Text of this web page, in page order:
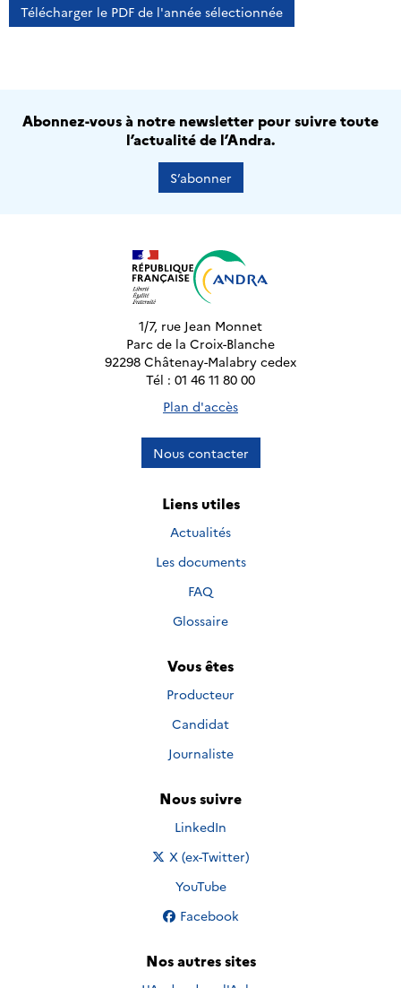
Télécharger le PDF de l'année sélectionnée
Abonnez-vous à notre newsletter pour suivre toute
l’actualité de l’Andra.
S’abonner
1/7, rue Jean Monnet
Parc de la Croix-Blanche
92298 Châtenay-Malabry cedex
Tél : 01 46 11 80 00
Plan d'accès
Nous contacter
Liens utiles
Actualités
Les documents
FAQ
Glossaire
Vous êtes
Producteur
Candidat
Journaliste
Nous suivre
Nous suivre sur
LinkedIn
Nous suivre sur
X (ex-Twitter)
Nous suivre sur
YouTube
Nous suivre sur
Facebook
Nos autres sites